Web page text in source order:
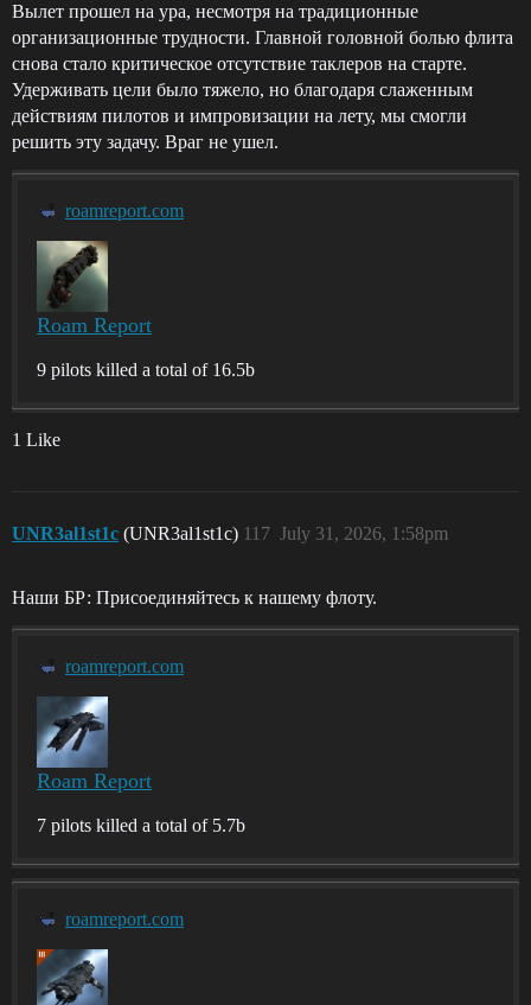
Вылет прошел на ура, несмотря на традиционные
организационные трудности. Главной головной болью флита
снова стало критическое отсутствие таклеров на старте.
Удерживать цели было тяжело, но благодаря слаженным
действиям пилотов и импровизации на лету, мы смогли
решить эту задачу. Враг не ушел.
roamreport.com
Roam Report
9 pilots killed a total of 16.5b
1 Like
UNR3al1st1c (UNR3al1st1c) July 31, 2026, 1:58pm
117
Наши БР: Присоединяйтесь к нашему флоту.
roamreport.com
Roam Report
7 pilots killed a total of 5.7b
roamreport.com